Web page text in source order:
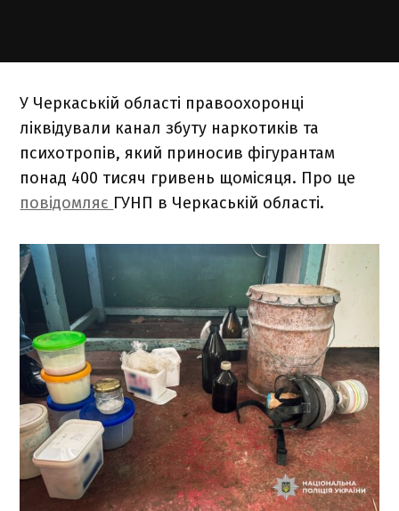
У Черкаській області правоохоронці
ліквідували канал збуту наркотиків та
психотропів, який приносив фігурантам
понад 400 тисяч гривень щомісяця. Про це
повідомляє ГУНП в Черкаській області.